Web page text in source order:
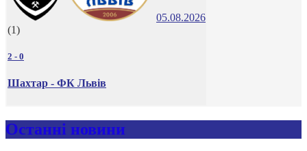
05.08.2026
(1)
2 - 0
Шахтар - ФК Львів
Останні новини